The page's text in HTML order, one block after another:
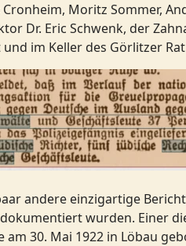
Cronheim, Moritz Sommer,
Dr. Eric Schwenk, der
im Keller des Görlitzer
andere einzigartige
wurden. Einer
am 30. Mai 1922 in Löbau